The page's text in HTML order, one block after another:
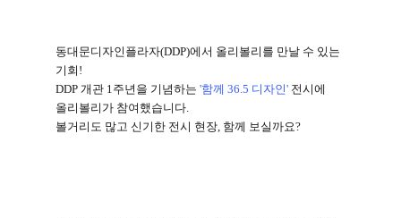
동대문디자인플라자(DDP)에서 올리볼리를 만날 수 있는
기회 !
DDP개관 1주년을 기념하는 '함께 36.5 디자인' 전시에
올리볼리가 참여했습니다.
볼거리도 많고 신기한 전시 현장, 함께 보실까요?